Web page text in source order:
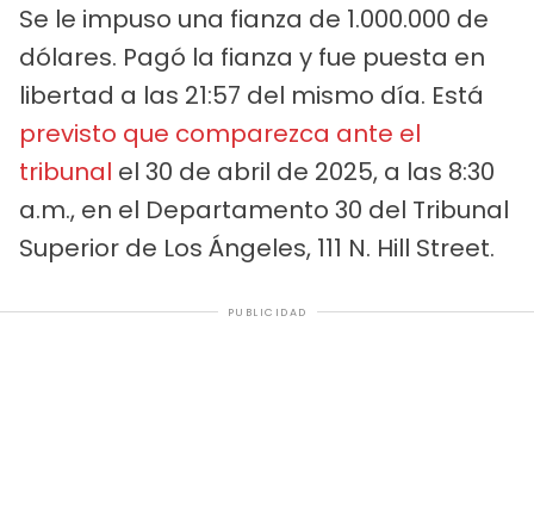
Se le impuso una fianza de 1.000.000 de
dólares. Pagó la fianza y fue puesta en
libertad a las 21:57 del mismo día. Está
previsto que comparezca ante el
tribunal el 30 de abril de 2025, a las 8:30
a.m., en el Departamento 30 del Tribunal
Superior de Los Ángeles, 111 N. Hill Street.
PUBLICIDAD